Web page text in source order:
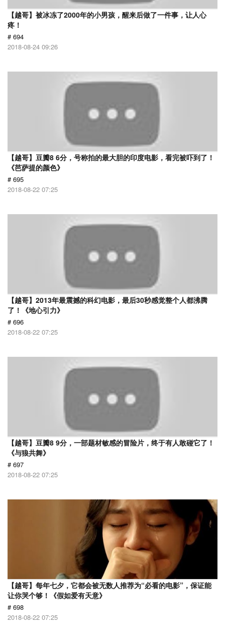
【越哥】被冰冻了2000年的小男孩，醒来后做了一件事，让人心
疼！
# 694
2018-08-24 09:26
【越哥】豆瓣8 6分，号称拍的最大胆的印度电影，看完被吓到了！
《芭萨提的颜色》
# 695
2018-08-22 07:25
【越哥】2013年最震撼的科幻电影，最后30秒感觉整个人都沸腾
了！《地心引力》
# 696
2018-08-22 07:25
【越哥】豆瓣8 9分，一部题材敏感的冒险片，终于有人敢碰它了！
《与狼共舞》
# 697
2018-08-22 07:25
【越哥】每年七夕，它都会被无数人推荐为“必看的电影”，保证能
让你哭个够！《假如爱有天意》
# 698
2018-08-22 07:25